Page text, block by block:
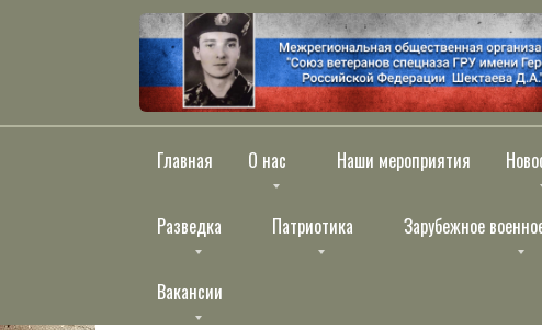
Главная О нас Наши мероприятия
Разведка Патриотика Зарубежное
Вакансии